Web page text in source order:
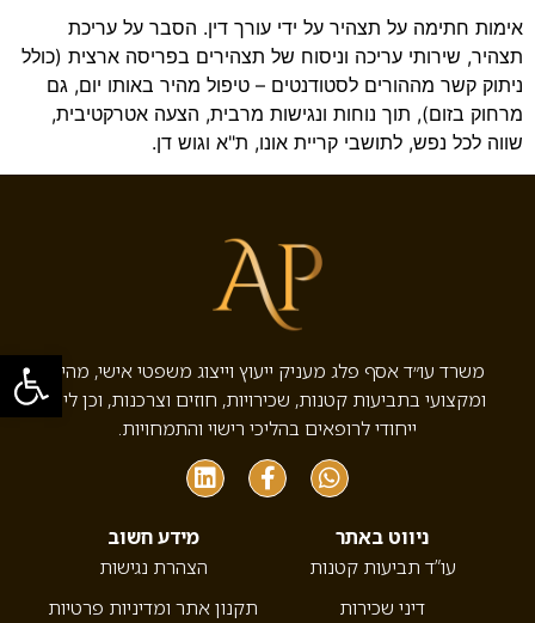
פתח
אימות חתימה על תצהיר על ידי עורך דין. הסבר על עריכת
תצהיר, שירותי עריכה וניסוח של תצהירים בפריסה ארצית (כולל
ניתוק קשר מההורים לסטודנטים – טיפול מהיר באותו יום, גם
מרחוק בזום), תוך נוחות ונגישות מרבית, הצעה אטרקטיבית,
שווה לכל נפש, לתושבי קריית אונו, ת"א וגוש דן.
משרד עו״ד אסף פלג מעניק ייעוץ וייצוג משפטי אישי, מהיר
ומקצועי בתביעות קטנות, שכירויות, חוזים וצרכנות, וכן ליווי
ייחודי לרופאים בהליכי רישוי והתמחויות.
ניווט באתר
עו”ד תביעות קטנות
דיני שכירות
מידע חשוב
הצהרת נגישות
תקנון אתר ומדיניות פרטיות